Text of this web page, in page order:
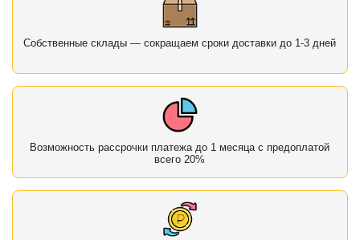
Собственные склады — сокращаем сроки доставки до 1-3 дней
Возможность рассрочки платежа до 1 месяца с предоплатой
всего 20%